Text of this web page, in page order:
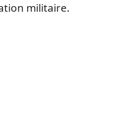
militaire.